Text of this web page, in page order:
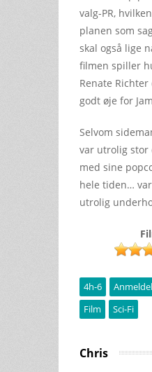
valg-PR,
planen som
skal også lige
filmen spiller
Renate
godt øje for
Selvom
var utrolig stor
med sine
hele tiden…
utrolig
4h-6
Film
Sci-Fi
Chris